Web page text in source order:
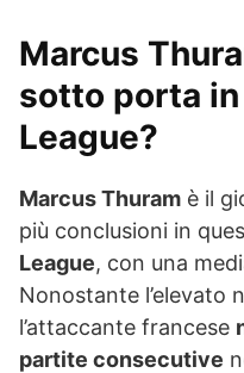
Marcus
sotto porta
League?
Marcus Thuram è il
più conclusioni in
League, con una
Nonostante l’elevato
l’attaccante francese
partite consecutive